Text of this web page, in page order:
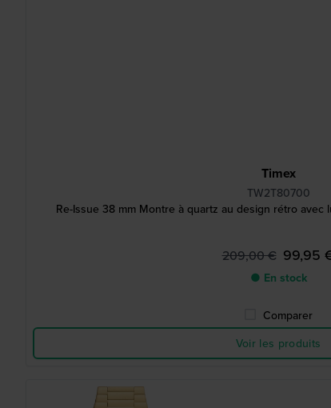
Timex
TW2T80700
Re-Issue 38 mm Montre à quartz au design rétro avec
209,00 € 99,95
● En stock
Comparer
Voir les produits